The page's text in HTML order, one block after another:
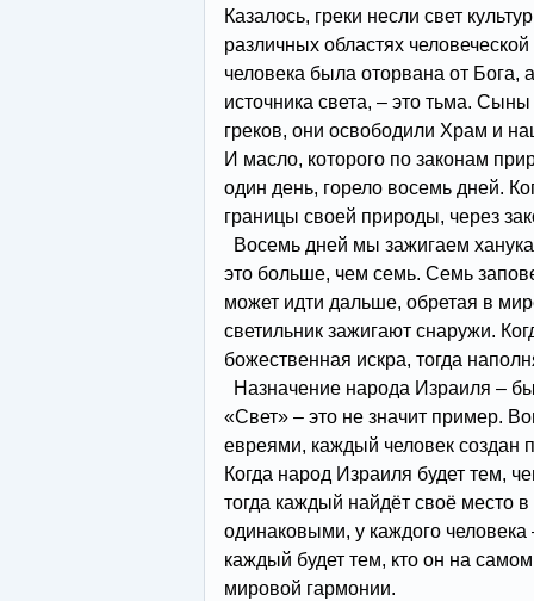
Казалось, греки несли свет
различных областях
человека была оторвана от Бога,
источника света, – это тьма.
греков, они освободили Храм и
И масло, которого по законам
один день, горело восемь дней.
границы своей природы, через
Восемь дней мы зажигаем
это больше, чем семь. Семь
может идти дальше, обретая в
светильник зажигают снаружи.
божественная искра, тогда
Назначение народа Израиля –
«Свет» – это не значит пример.
евреями, каждый человек создан
Когда народ Израиля будет тем,
тогда каждый найдёт своё место
одинаковыми, у каждого
каждый будет тем, кто он на самом
мировой гармонии.